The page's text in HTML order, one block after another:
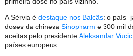
A Sérvia é destaque nos Balcãs: o país
doses da chinesa Sinopharm e 300 mil
aceitas pelo presidente Aleksandar Vucic
países europeus.